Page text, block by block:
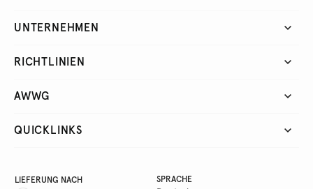
UNTERNEHMEN
RICHTLINIEN
AWWG
QUICKLINKS
LIEFERUNG NACH SPRACHE